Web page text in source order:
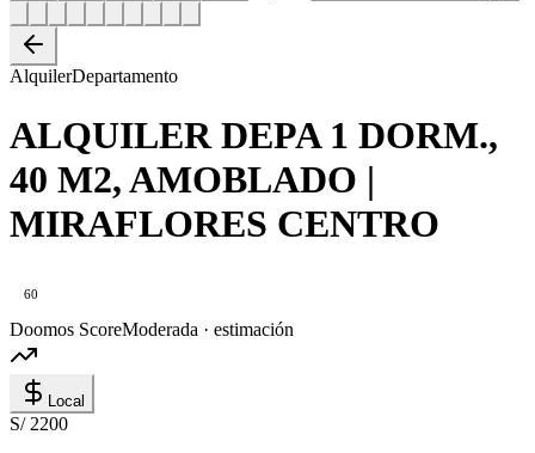
AlquilerDepartamento
ALQUILER DEPA 1 DORM.,
40 M2, AMOBLADO |
MIRAFLORES CENTRO
60
Doomos ScoreModerada · estimación
Local
S/ 2200